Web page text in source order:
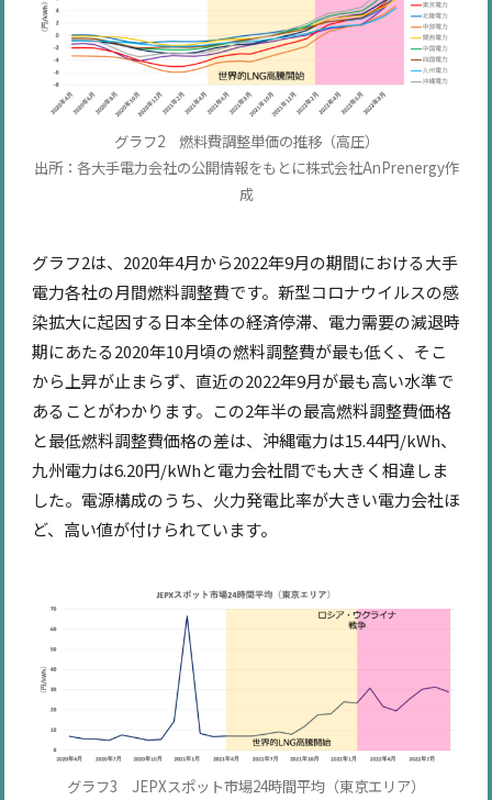
グラフ2 燃料費調整単価の推移（高圧）
出所：各大手電力会社の公開情報をもとに株式会社AnPrenergy作
成
グラフ2は、2020年4月から2022年9月の期間における大手
電力各社の月間燃料調整費です。新型コロナウイルスの感
染拡大に起因する日本全体の経済停滞、電力需要の減退時
期にあたる2020年10月頃の燃料調整費が最も低く、そこ
から上昇が止まらず、直近の2022年9月が最も高い水準で
あることがわかります。この2年半の最高燃料調整費価格
と最低燃料調整費価格の差は、沖縄電力は15.44円/kWh、
九州電力は6.20円/kWhと電力会社間でも大きく相違しま
した。電源構成のうち、火力発電比率が大きい電力会社ほ
ど、高い値が付けられています。
グラフ3 JEPXスポット市場24時間平均（東京エリア）